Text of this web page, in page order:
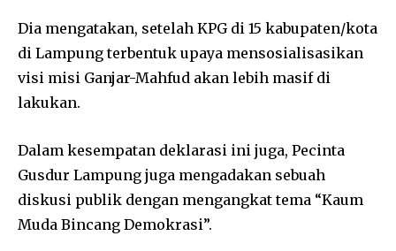
Dia mengatakan, setelah KPG di 15 kabupaten/kota
di Lampung terbentuk upaya mensosialisasikan
visi misi Ganjar-Mahfud akan lebih masif di
lakukan.
Dalam kesempatan deklarasi ini juga, Pecinta
Gusdur Lampung juga mengadakan sebuah
diskusi publik dengan mengangkat tema “Kaum
Muda Bincang Demokrasi”.